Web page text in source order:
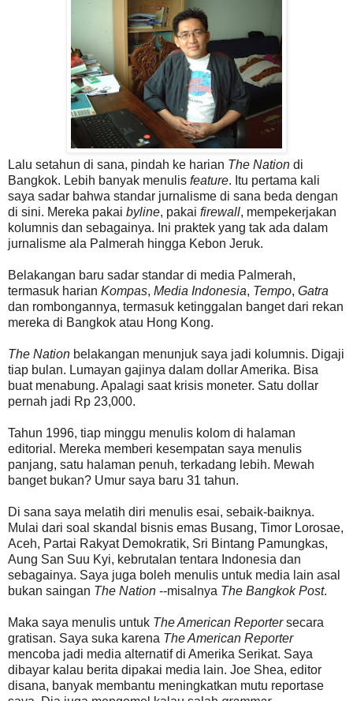
Lalu setahun di sana, pindah ke harian The Nation di
Bangkok. Lebih banyak menulis feature. Itu pertama kali
saya sadar bahwa standar jurnalisme di sana beda dengan
di sini. Mereka pakai byline, pakai firewall, mempekerjakan
kolumnis dan sebagainya. Ini praktek yang tak ada dalam
jurnalisme ala Palmerah hingga Kebon Jeruk.
Belakangan baru sadar standar di media Palmerah,
termasuk harian Kompas, Media Indonesia, Tempo, Gatra
dan rombongannya, termasuk ketinggalan banget dari rekan
mereka di Bangkok atau Hong Kong.
The Nation belakangan menunjuk saya jadi kolumnis. Digaji
tiap bulan. Lumayan gajinya dalam dollar Amerika. Bisa
buat menabung. Apalagi saat krisis moneter. Satu dollar
pernah jadi Rp 23,000.
Tahun 1996, tiap minggu menulis kolom di halaman
editorial. Mereka memberi kesempatan saya menulis
panjang, satu halaman penuh, terkadang lebih. Mewah
banget bukan? Umur saya baru 31 tahun.
Di sana saya melatih diri menulis esai, sebaik-baiknya.
Mulai dari soal skandal bisnis emas Busang, Timor Lorosae,
Aceh, Partai Rakyat Demokratik, Sri Bintang Pamungkas,
Aung San Suu Kyi, kebrutalan tentara Indonesia dan
sebagainya. Saya juga boleh menulis untuk media lain asal
bukan saingan The Nation --misalnya The Bangkok Post.
Maka saya menulis untuk The American Reportersecara
gratisan. Saya suka karena The American Reporter
mencoba jadi media alternatif di Amerika Serikat. Saya
dibayar kalau berita dipakai media lain. Joe Shea, editor
disana, banyak membantu meningkatkan mutu reportase